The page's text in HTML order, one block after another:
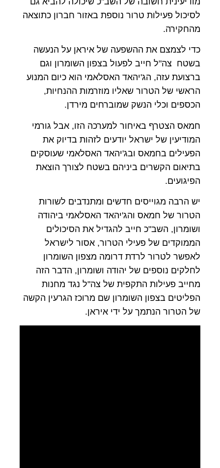
לסיכול פעילות טרור נוספת באזור חברון כתוצאה
מהחקירה.
כדי לצמצם את ההשפעה של איראן על הנעשה
בשטח צה"ל חייב לפעול בצפון השומרון וגם
ברצועת עזה, הג'יהאד האסלאמי הוא כיום המנוע
הראשי של הטרור שאליו מוזרמות ההנחיות,
הכספים וכלי הנשק שמוברחים מירדן.
חמאס הצטרף באיחור למערכה הזו, אבל גורמי
המודיעין של ישראל יודעים לזהות בדיוק את
הפעילים בחמאס ובג'יהאד האסלאמי שעוסקים
בתיאום הקשרים ביניהם בשטח לצורך הוצאת
הפיגועים.
יש הרבה מגוייסים חדשים ומתנדבים לשורות
הטרור של חמאס והג'יהאד האסלאמי ביהודה
ושומרון, השב"כ חייב להגדיל את הסיכולים
הממוקדים של פעילי הטרור, אסור לישראל
לאפשר לטרור לרדת דרומה מצפון השומרון
לחלקים נוספים של יהודה ושומרון, הדבר הזה
מחייב פעילות התקפית של צה"ל נגד מחנות
הפליטים בצפון השומרון שם מרוכז הגרעין הקשה
של הטרור הנתמך על ידי איראן.